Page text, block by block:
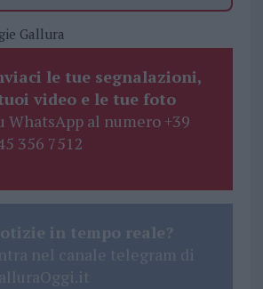
Gallura
le tue segnalazioni,
video e le tue foto
WhatsApp al numero +39
356 7512
in tempo reale?
nel canale telegram di